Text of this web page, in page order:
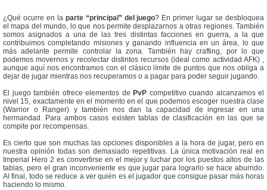
¿Qué ocurre en la parte “principal” del juego? En primer lugar se desbloquea
el mapa del mundo, lo que nos permite desplazarnos a otras regiones. También
somos asignados a una de las tres distintas facciones en guerra, a la que
contribuimos completando misiones y ganando influencia en un área, lo que
más adelante permite controlar la zona. También hay crafting, por lo que
podemos movernos y recolectar distintos recursos (ideal como actividad AFK) ,
aunque aquí nos encontramos con el clásico límite de puntos que nos obliga a
dejar de jugar mientras nos recuperamos o a pagar para poder seguir jugando.
El juego también ofrece elementos de PvP competitivo cuando alcanzamos el
nivel 15, exactamente en el momento en el que podemos escoger nuestra clase
(Warrior o Ranger) y también nos dan la capacidad de ingresar en una
hermandad. Para ambos casos existen tablas de clasificación en las que se
compite por recompensas.
Es cierto que son muchas las opciones disponibles a la hora de jugar, pero en
nuestra opinión todas son demasiado repetitivas. La única motivación real en
Imperial Hero 2 es convertirse en el mejor y luchar por los puestos altos de las
tablas, pero el gran inconveniente es que jugar para lograrlo se hace aburrido.
Al final, todo se reduce a ver quién es el jugador que consigue pasar más horas
haciendo lo mismo.